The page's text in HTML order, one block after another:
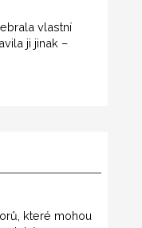
vlastní
ji jinak –
které mohou